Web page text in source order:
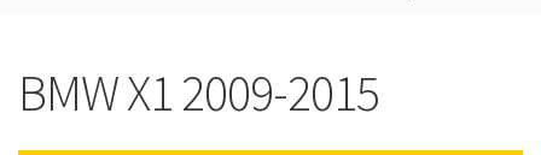
BMW X1 2009-2015